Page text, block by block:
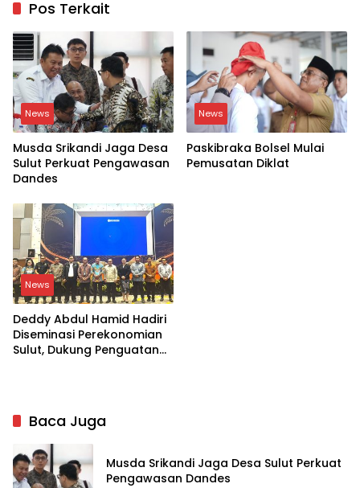
Pos Terkait
News
Musda Srikandi Jaga Desa
Sulut Perkuat Pengawasan
Dandes
News
Paskibraka Bolsel Mulai
Pemusatan Diklat
News
Deddy Abdul Hamid Hadiri
Diseminasi Perekonomian
Sulut, Dukung Penguatan
Baca Juga
Musda Srikandi Jaga Desa Sulut Perkuat
Pengawasan Dandes